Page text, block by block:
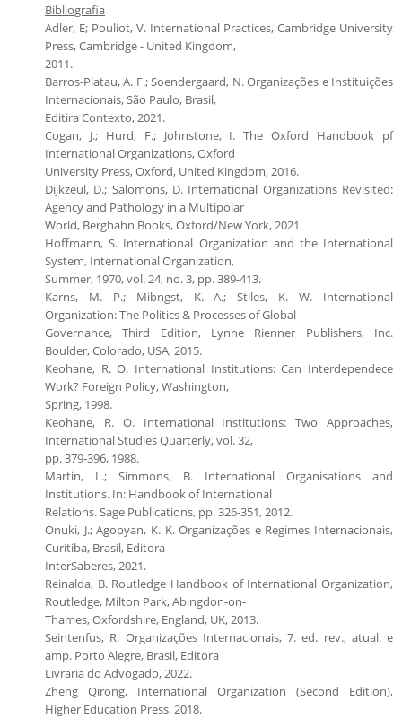
Bibliografia
Adler, E; Pouliot, V. International Practices, Cambridge University
Press, Cambridge - United Kingdom,
2011.
Barros-Platau, A. F.; Soendergaard, N. Organizações e Instituições
Internacionais, São Paulo, Brasil,
Editira Contexto, 2021.
Cogan, J.; Hurd, F.; Johnstone, I. The Oxford Handbook pf
International Organizations, Oxford
University Press, Oxford, United Kingdom, 2016.
Dijkzeul, D.; Salomons, D. International Organizations Revisited:
Agency and Pathology in a Multipolar
World, Berghahn Books, Oxford/New York, 2021.
Hoffmann, S. International Organization and the International
System, International Organization,
Summer, 1970, vol. 24, no. 3, pp. 389-413.
Karns, M. P.; Mibngst, K. A.; Stiles, K. W. International
Organization: The Politics & Processes of Global
Governance, Third Edition, Lynne Rienner Publishers, Inc.
Boulder, Colorado, USA, 2015.
Keohane, R. O. International Institutions: Can Interdependece
Work? Foreign Policy, Washington,
Spring, 1998.
Keohane, R. O. International Institutions: Two Approaches,
International Studies Quarterly, vol. 32,
pp. 379-396, 1988.
Martin, L.; Simmons, B. International Organisations and
Institutions. In: Handbook of International
Relations. Sage Publications, pp. 326-351, 2012.
Onuki, J.; Agopyan, K. K. Organizações e Regimes Internacionais,
Curitiba, Brasil, Editora
InterSaberes, 2021.
Reinalda, B. Routledge Handbook of International Organization,
Routledge, Milton Park, Abingdon-on-
Thames, Oxfordshire, England, UK, 2013.
Seintenfus, R. Organizações Internacionais, 7. ed. rev., atual. e
amp. Porto Alegre, Brasil, Editora
Livraria do Advogado, 2022.
Zheng Qirong, International Organization (Second Edition),
Higher Education Press, 2018.